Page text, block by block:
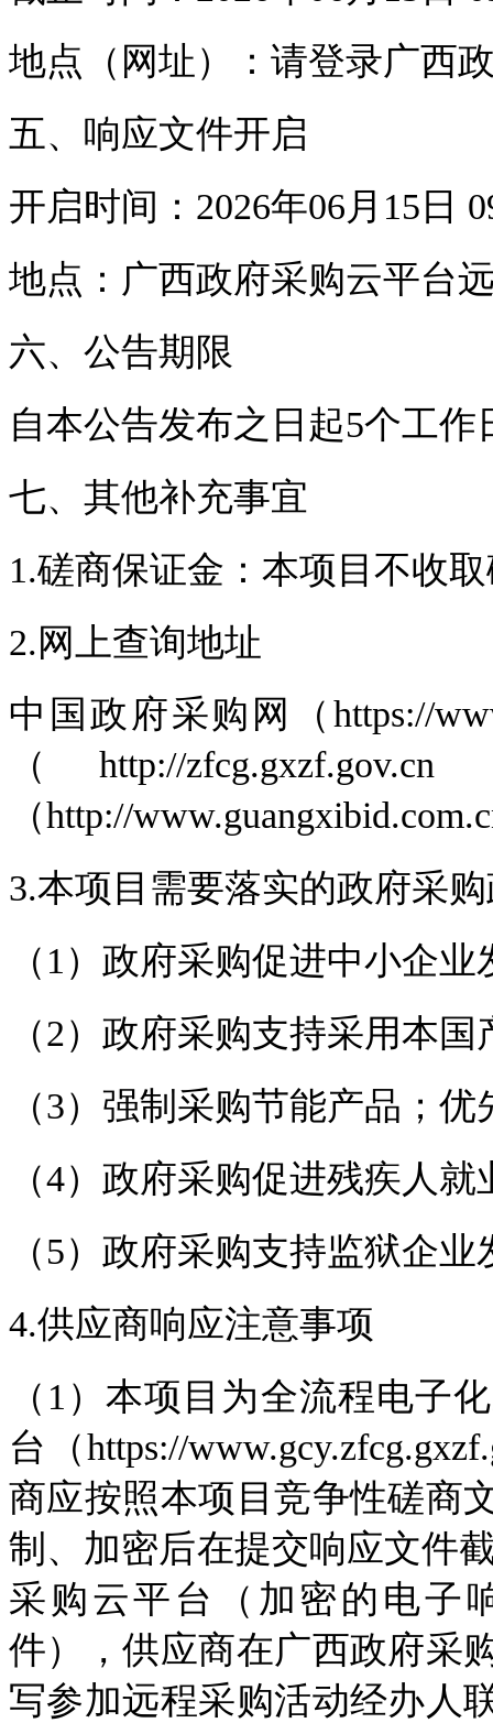
地点（网址）：请登录广西
五、响应文件开启
开启时间：2026年06月15日
地点：广西政府采购云平台
六、公告期限
自本公告发布之日起5个工作
七、其他补充事宜
1.磋商保证金：本项目不收
2.网上查询地址
中国政府采购网（https://
（http://
（http://
3.本项目需要落实的政府采
（1）政府采购促进中小企业
（2）政府采购支持采用本
（3）强制采购节能产品；
（4）政府采购促进残疾人就
（5）政府采购支持监狱企业
4.供应商响应注意事项
（1）本项目为全流程电子
台（https://
商应按照本项目竞争性磋商
制、加密后在提交响应文件
采购云平台（加密的电子
件），供应商在广西政府采
写参加远程采购活动经办人